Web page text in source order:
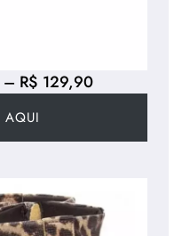
– R$ 129,90
AQUI